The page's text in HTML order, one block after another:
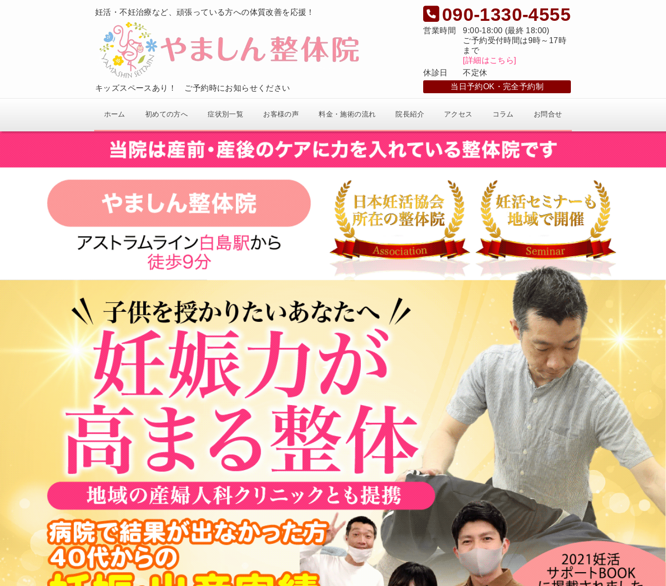
妊活・不妊治療など、頑張っている方への体質改善を応援！
キッズスペースあり！ ご予約時にお知らせください
090-1330-4555
営業時間
9:00-18:00 (最終 18:00)
ご予約受付時間は9時～17時
まで
[詳細はこちら]
休診日
不定休
当日予約OK
完全予約制
ホーム 初めての方へ 症状別一覧 お客様の声 料金・施術の流れ 院長紹介 アクセス コラム お問合せ